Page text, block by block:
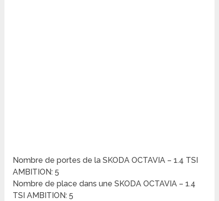
Nombre de portes de la SKODA OCTAVIA – 1.4 TSI
AMBITION: 5
Nombre de place dans une SKODA OCTAVIA – 1.4
TSI AMBITION: 5